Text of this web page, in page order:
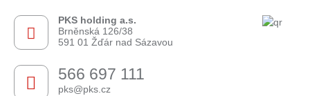
PKS holding a.s.
Brněnská 126/38
591 01 Žďár nad Sázavou
566 697 111
pks@pks.cz